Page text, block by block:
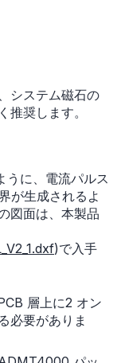
システム磁石の
推奨します。
うに、電流パルス
が生成されるよ
図面は、本製品
)で入手
層上に2 オン
必要がありま